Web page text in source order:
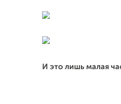
И это лишь малая